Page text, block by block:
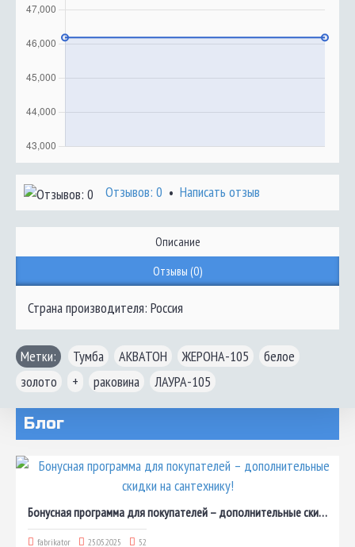
Отзывов: 0 • Написать отзыв
Описание
Отзывы (0)
Страна производителя: Россия
Метки: Тумба АКВАТОН ЖЕРОНА-105 белое
золото
+ раковина ЛАУРА-105
Блог
Бонусная программа для покупателей – дополнительные скидки на сантехнику!
fabrikator 25.05.2025 52